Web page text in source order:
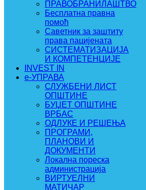
ПРАВОБРАНИЛАШТВО
Бесплатна правна
помоћ
Саветник за заштиту
права пацијената
СИСТЕМАТИЗАЦИЈА
И КОМПЕТЕНЦИЈЕ
INVEST IN
e-УПРАВА
СЛУЖБЕНИ ЛИСТ
ОПШТИНЕ
БУЏЕТ ОПШТИНЕ
ВРБАС
ОДЛУКЕ И РЕШЕЊА
ПРОГРАМИ,
ПЛАНОВИ И
ДОКУМЕНТИ
Локална пореска
администрација
ВИРТУЕЛНИ
МАТИЧАР